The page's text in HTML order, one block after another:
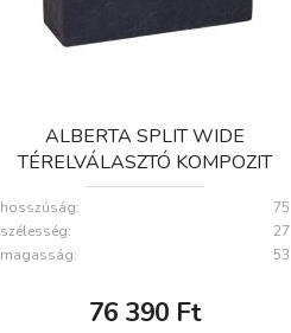
ALBERTA SPLIT WIDE
TÉRELVÁLASZTÓ KOMPOZIT
NÖVÉNYTARTÓ GRAFIT
hosszúság:
75
szélesség:
27
magasság:
53
76 390 Ft